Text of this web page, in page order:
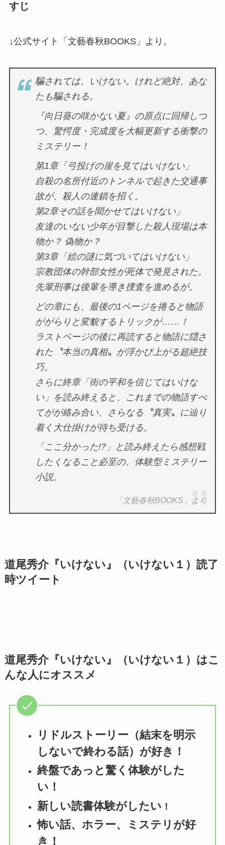
すじ
↓公式サイト「文藝春秋BOOKS」より。
騙されては、いけない。けれど絶対、あな
たも騙される。
『向日葵の咲かない夏』の原点に回帰しつ
つ、驚愕度・完成度を大幅更新する衝撃の
ミステリー！
第1章「弓投げの崖を見てはいけない」
自殺の名所付近のトンネルで起きた交通事
故が、殺人の連鎖を招く。
第2章その話を聞かせてはいけない」
友達のいない少年が目撃した殺人現場は本
物か？ 偽物か？
第3章「絵の謎に気づいてはいけない」
宗教団体の幹部女性が死体で発見された。
先輩刑事は後輩を導き捜査を進めるが。
どの章にも、最後の1ページを捲ると物語
ががらりと変貌するトリックが……！
ラストページの後に再読すると物語に隠さ
れた〝本当の真相〟が浮かび上がる超絶技
巧。
さらに終章「街の平和を信じてはいけな
い」を読み終えると、これまでの物語すべ
てがが絡み合い、さらなる〝真実〟に辿り
着く大仕掛けが待ち受ける。
「ここ分かった!?」と読み終えたら感想戦
したくなること必至の、体験型ミステリー
小説。
「文藝春秋BOOKS」より
道尾秀介『いけない』（いけない１）読了
時ツイート
道尾秀介『いけない』（いけない１）はこ
んな人にオススメ
リドルストーリー（結末を明示
しないで終わる話）が好き！
終盤であっと驚く体験がした
い！
新しい読書体験がしたい ！
怖い話、ホラー、ミステリが好
き！